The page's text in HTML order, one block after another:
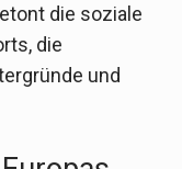
die soziale
die
und